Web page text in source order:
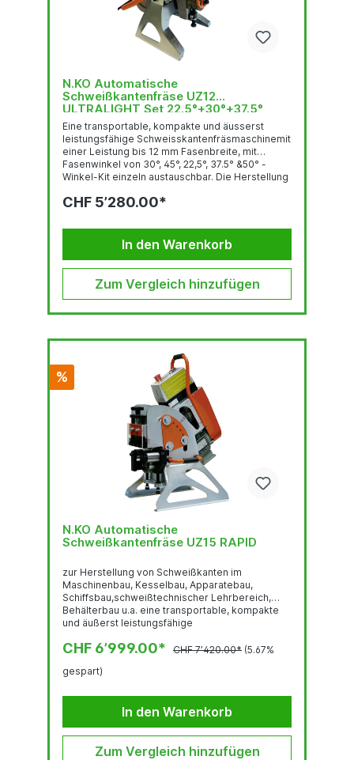
N.KO Automatische
Schweißkantenfräse UZ12
ULTRALIGHT Set 22.5°+30°+37.5°
+45°+50°
Eine transportable, kompakte und äusserst
leistungsfähige Schweisskantenfräsmaschinemit
einer Leistung bis 12 mm Fasenbreite, mit
Fasenwinkel von 30°, 45°, 22,5°, 37.5° &50° -
Winkel-Kit einzeln austauschbar. Die Herstellung
Materialabscherung mittels eines
effizient und arbeitet laufruhig und geräuscharm.
Universell einsetzbar: Stationär oder mit
Eigenvorschub an langen Stahlplatten. Die
CHF 5’280.00*
In den Warenkorb
Zum Vergleich hinzufügen
%
N.KO Automatische
Schweißkantenfräse UZ15 RAPID
zur Herstellung von Schweißkanten im
Maschinenbau, Kesselbau, Apparatebau,
Schiffsbau,schweißtechnischer Lehrbereich,
Behälterbau u.a. eine transportable, kompakte
und äußerst leistungsfähige
bis 15 mm Fasenbreite und stufenlos
Herstellung der Schweißnaht erfolgt durch
einesAbschermessers. Das Funktionsprinzip ist
sehr effizient und arbeitet laufruhig und
CHF 6’999.00* CHF 7’420.00* (5.67%
gespart)
In den Warenkorb
Zum Vergleich hinzufügen